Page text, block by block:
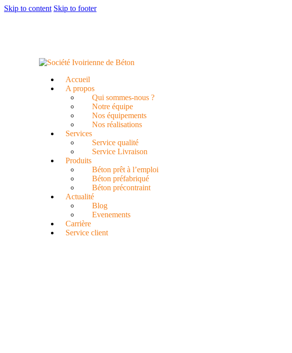
Skip to content Skip to footer
Accueil
A propos
Qui sommes-nous ?
Notre équipe
Nos équipements
Nos réalisations
Services
Service qualité
Service Livraison
Produits
Béton prêt à l’emploi
Béton préfabriqué
Béton précontraint
Actualité
Blog
Evenements
Carrière
Service client